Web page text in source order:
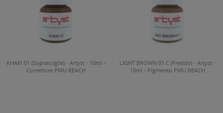
KHAKI 01 (Sopracciglia) - Artyst - 10ml -
Correttore PMU REACH
LIGHT BROWN 01 C (Freddo) - Artyst -
10ml - Pigmento PMU REACH